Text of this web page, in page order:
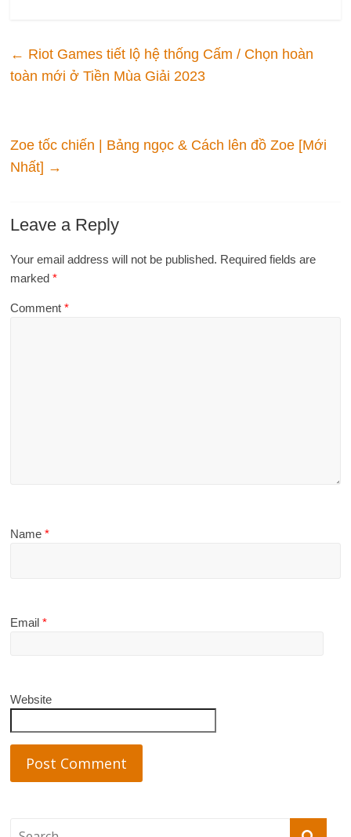
← Riot Games tiết lộ hệ thống Cấm / Chọn hoàn
toàn mới ở Tiền Mùa Giải 2023
Zoe tốc chiến | Bảng ngọc & Cách lên đồ Zoe [Mới
Nhất] →
Leave a Reply
Your email address will not be published. Required fields are
marked*
Comment*
Name*
Email*
Website